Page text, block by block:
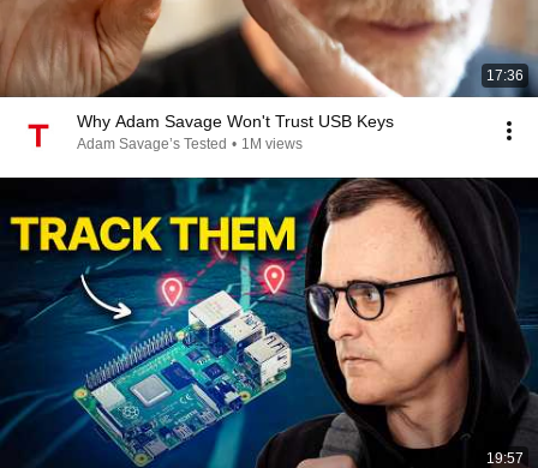
17:36
Why Adam Savage Won't Trust USB Keys
Adam Savage’s Tested • 1M views
19:57